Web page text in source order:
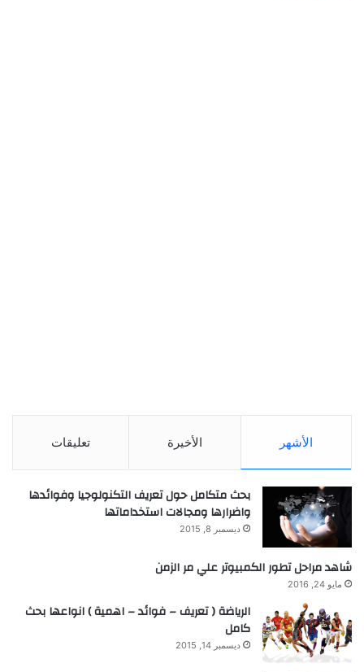
الأشهر الأخيرة تعليقات
بحث متكامل حول تعريف التكنولوجيا وفوائدها
واضرارها ومجالات استخداماتها
ديسمبر 8, 2015
شاهد مراحل تطور الكمبيوتر علي مر الزمن
مايو 24, 2016
الرياضة ( تعريف – فوائد – اهمية ) انواعها بحث
كامل
ديسمبر 14, 2015